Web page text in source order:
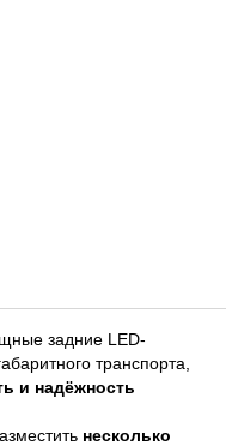
задние LED-
транспорта,
и надёжность
несколько